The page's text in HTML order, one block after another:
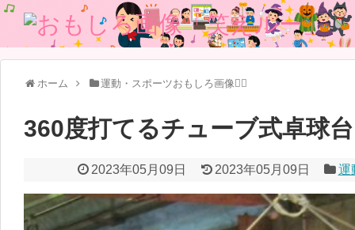
ホーム 運動・スポーツおもしろ画像🏃‍♂️
360度打てるチューブ式卓球
2023年05月09日 2023年05月09日 運